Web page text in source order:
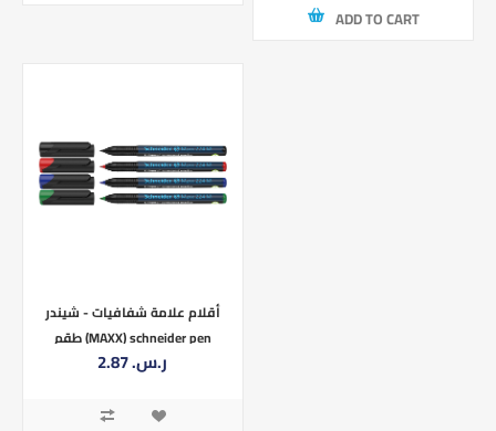
ADD TO CART
أقلام علامة شفافيات - شيندر
طقم (MAXX) schneider pen
Universal marker permanent
2.87 ر.س.‏